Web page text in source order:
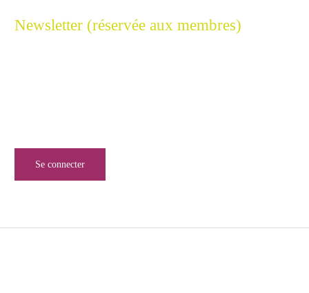
Newsletter (réservée aux membres)
Se connecter